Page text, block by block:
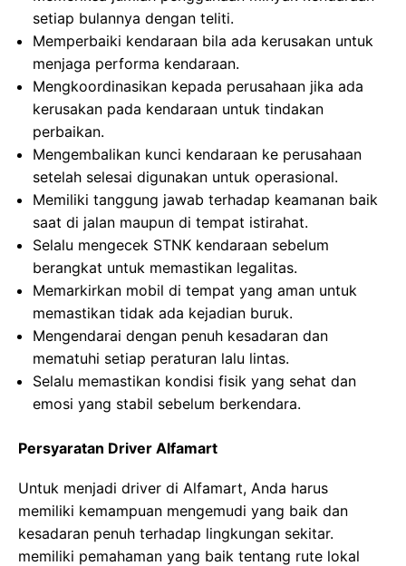
setiap bulannya dengan teliti.
Memperbaiki kendaraan bila ada kerusakan untuk
menjaga performa kendaraan.
Mengkoordinasikan kepada perusahaan jika ada
kerusakan pada kendaraan untuk tindakan
perbaikan.
Mengembalikan kunci kendaraan ke perusahaan
setelah selesai digunakan untuk operasional.
Memiliki tanggung jawab terhadap keamanan baik
saat di jalan maupun di tempat istirahat.
Selalu mengecek STNK kendaraan sebelum
berangkat untuk memastikan legalitas.
Memarkirkan mobil di tempat yang aman untuk
memastikan tidak ada kejadian buruk.
Mengendarai dengan penuh kesadaran dan
mematuhi setiap peraturan lalu lintas.
Selalu memastikan kondisi fisik yang sehat dan
emosi yang stabil sebelum berkendara.
Persyaratan Driver Alfamart
Untuk menjadi driver di Alfamart, Anda harus
memiliki kemampuan mengemudi yang baik dan
kesadaran penuh terhadap lingkungan sekitar.
memiliki pemahaman yang baik tentang rute lokal